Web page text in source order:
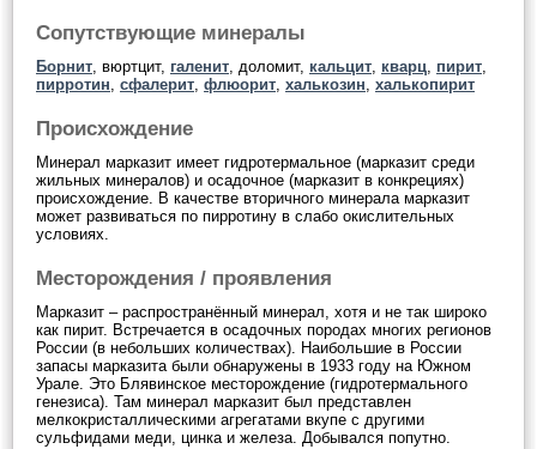
Сопутствующие минералы
Борнит, вюртцит, галенит, доломит, кальцит, кварц, пирит,
пирротин, сфалерит, флюорит, халькозин, халькопирит
Происхождение
Минерал марказит имеет гидротермальное (марказит среди
жильных минералов) и осадочное (марказит в конкрециях)
происхождение. В качестве вторичного минерала марказит
может развиваться по пирротину в слабо окислительных
условиях.
Месторождения / проявления
Марказит – распространённый минерал, хотя и не так широко
как пирит. Встречается в осадочных породах многих регионов
России (в небольших количествах). Наибольшие в России
запасы марказита были обнаружены в 1933 году на Южном
Урале. Это Блявинское месторождение (гидротермального
генезиса). Там минерал марказит был представлен
мелкокристаллическими агрегатами вкупе с другими
сульфидами меди, цинка и железа. Добывался попутно.